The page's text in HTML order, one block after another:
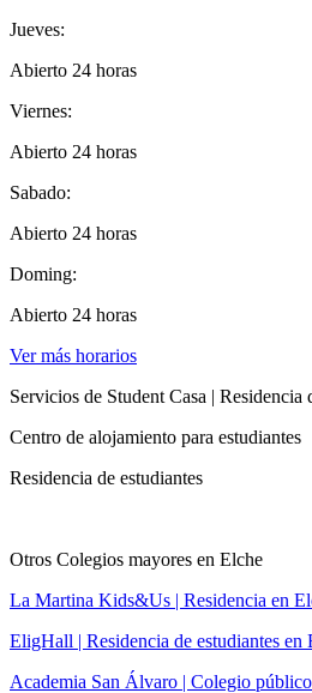
Jueves:
Abierto 24 horas
Viernes:
Abierto 24 horas
Sabado:
Abierto 24 horas
Doming:
Abierto 24 horas
Ver más horarios
Servicios de Student Casa | Residencia
Centro de alojamiento para estudiantes
Residencia de estudiantes
Otros Colegios mayores en Elche
La Martina Kids&Us | Residencia en
EligHall | Residencia de estudiantes en
Academia San Álvaro | Colegio